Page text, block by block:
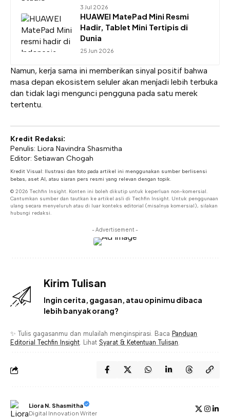
3 Jul 2026
HUAWEI MatePad Mini Resmi
Hadir, Tablet Mini Tertipis di
Dunia
25 Jun 2026
Namun, kerja sama ini memberikan sinyal positif bahwa
masa depan ekosistem seluler akan menjadi lebih terbuka
dan tidak lagi mengunci pengguna pada satu merek
tertentu.
Kredit Redaksi:
Penulis: Liora Navindra Shasmitha
Editor: Setiawan Chogah
Kredit Visual: Ilustrasi dan foto pada artikel ini menggunakan sumber berlisensi
bebas, aset AI, atau siaran pers resmi yang relevan dengan topik.
© 2026 Techfin Insight. Konten ini boleh dikutip untuk keperluan non-komersial.
Cantumkan sumber dan tautkan ke artikel asli di Techfin Insight. Untuk penggunaan
ulang secara menyeluruh atau di luar konteks editorial (misalnya komersial), silakan
hubungi redaksi.
- Advertisement -
Kirim Tulisan
Ingin cerita, gagasan, atau opinimu dibaca
lebih banyak orang?
✨ Tulis gagasanmu dan mulailah menginspirasi. Baca Panduan
Editorial Techfin Insight. Lihat Syarat & Ketentuan Tulisan.
Liora N. Shasmitha
Digital Innovation Writer